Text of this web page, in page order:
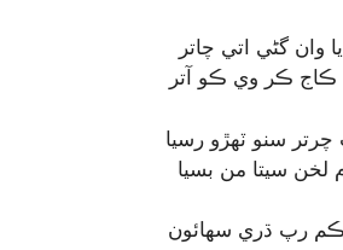
وان گڻي اتي چاتر
ڪاج ڪر وي ڪو آتر
چرتر سنو ٽهڙو رسيا
لخن سيتا من بسيا
رپ ڌري سهائون